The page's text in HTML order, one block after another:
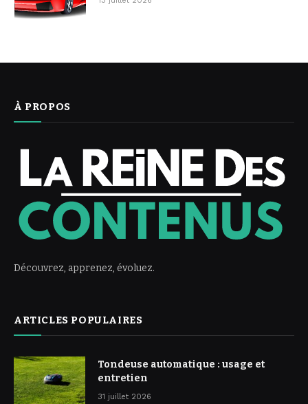
À PROPOS
Découvrez, apprenez, évoluez.
ARTICLES POPULAIRES
Tondeuse automatique : usage et
entretien
31 juillet 2026